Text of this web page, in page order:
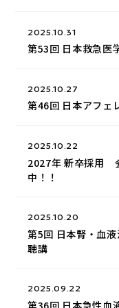
2025.10.31
第53回 日本救急医
2025.10.27
第46回 日本アフェ
2025.10.22
2027年 新卒採用
中！！
2025.10.20
第5回 日本腎・血
聴講
2025.09.22
第36回 日本急性血